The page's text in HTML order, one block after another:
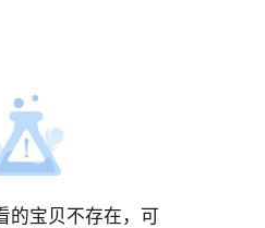
的宝贝不存在，可